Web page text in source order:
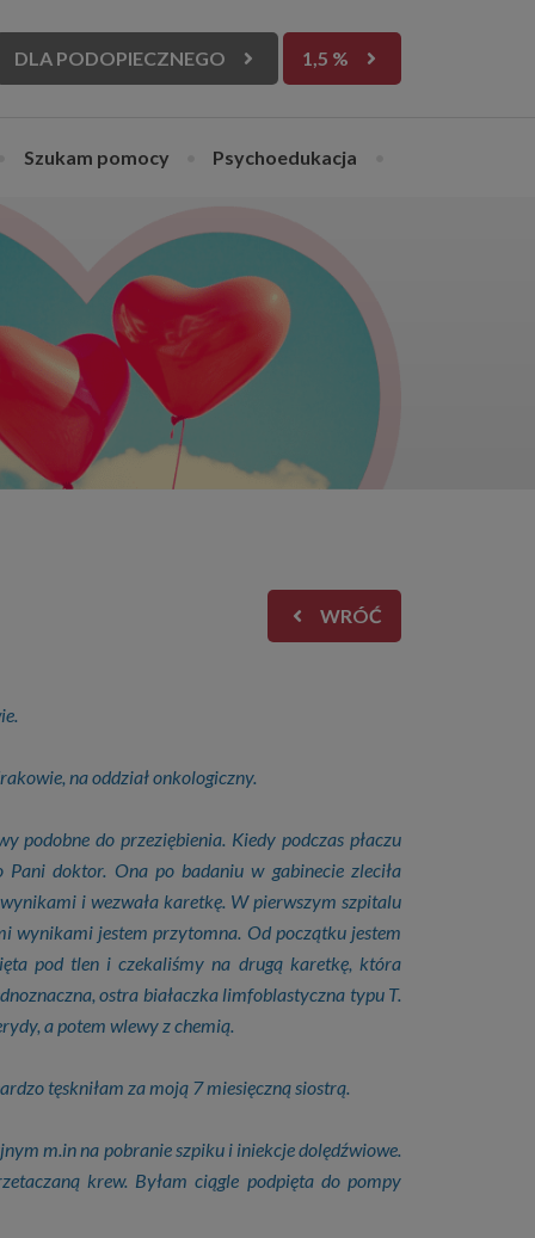
DLA PODOPIECZNEGO 1,5 %
Szukam pomocy Psychoedukacja
WRÓĆ
na oddział onkologiczny.
podobne do przeziębienia. Kiedy podczas płaczu
doktor. Ona po badaniu w gabinecie zleciła
i wezwała karetkę. W pierwszym szpitalu
wynikami jestem przytomna. Od początku jestem
pod tlen i czekaliśmy na drugą karetkę, która
ostra białaczka limfoblastyczna typu T.
a potem wlewy z chemią.
tęskniłam za moją 7 miesięczną siostrą.
m.in na pobranie szpiku i iniekcje dolędźwiowe.
krew. Byłam ciągle podpięta do pompy